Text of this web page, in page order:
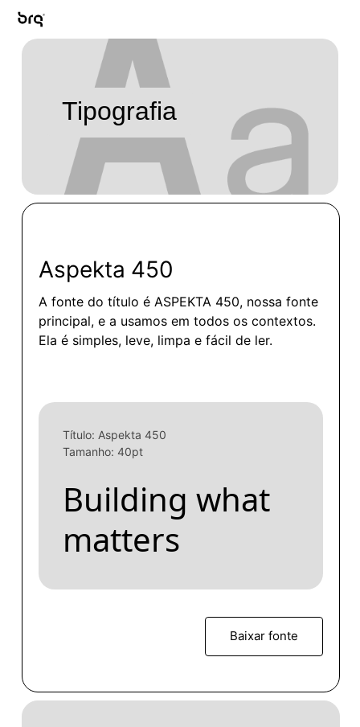
Skip
main
Tipografia
Aspekta 450
A fonte do título é ASPEKTA 450, nossa fonte
principal, e a usamos em todos os contextos.
Ela é simples, leve, limpa e fácil de ler.
Título: Aspekta 450
Tamanho: 40pt
Building what
matters
Baixar fonte